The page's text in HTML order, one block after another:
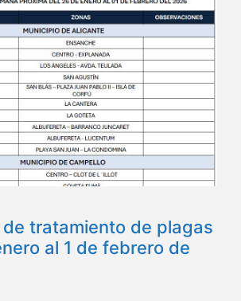
tratamiento de plagas
al 1 de febrero de